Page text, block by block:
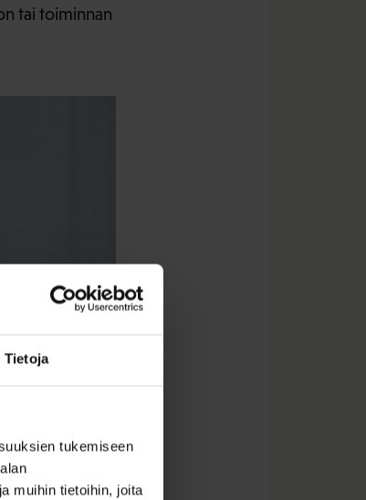
Tietoja
tukemiseen
muihin tietoihin, joita
tai toiminnan